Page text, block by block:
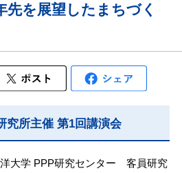
先を展望したまちづく
究所主催 第1回講演会
大学 PPP研究センター 客員研究